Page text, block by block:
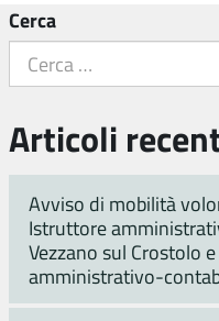
Cerca
Articoli
Avviso di mobilità
Istruttore
Vezzano sul Crostolo
amministrativo-